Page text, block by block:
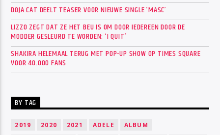
DOJA CAT DEELT TEASER VOOR NIEUWE SINGLE ‘MASC’
LIZZO ZEGT DAT ZE HET BEU IS OM DOOR IEDEREEN DOOR DE
MODDER GESLEURD TE WORDEN: ‘I QUIT’
SHAKIRA HELEMAAL TERUG MET POP-UP SHOW OP TIMES SQUARE
VOOR 40.000 FANS
BY TAG
2019 2020 2021 ADELE
ALBUM